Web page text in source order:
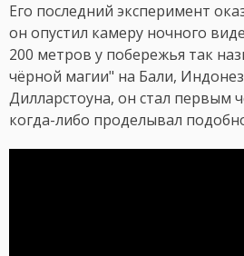
Его последний эксперимент
он опустил камеру ночного
200 метров у побережья так
чёрной магии" на Бали,
Дилларстоуна, он стал первым
когда-либо проделывал